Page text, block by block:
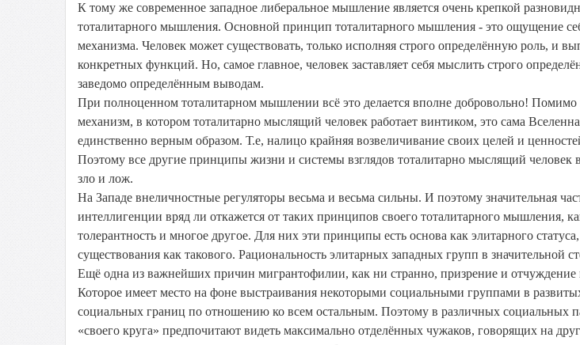
К тому же современное западное либеральное мышление является очень крепкой
тоталитарного мышления. Основной принцип тоталитарного мышления - это ощущение
механизма. Человек может существовать, только исполняя строго определённую роль, и
конкретных функций. Но, самое главное, человек заставляет себя мыслить строго
заведомо определённым выводам.
При полноценном тоталитарном мышлении всё это делается вполне добровольно! Помимо
механизм, в котором тоталитарно мыслящий человек работает винтиком, это сама
единственно верным образом. Т.е, налицо крайняя возвеличивание своих целей и
Поэтому все другие принципы жизни и системы взглядов тоталитарно мыслящий человек
зло и лож.
На Западе внеличностные регуляторы весьма и весьма сильны. И поэтому значительная
интеллигенции вряд ли откажется от таких принципов своего тоталитарного мышления,
толерантность и многое другое. Для них эти принципы есть основа как элитарного
существования как такового. Рациональность элитарных западных групп в значительной
Ещё одна из важнейших причин мигрантофилии, как ни странно, призрение и
Которое имеет место на фоне выстраивания некоторыми социальными группами в
социальных границ по отношению ко всем остальным. Поэтому в различных социальных
«своего круга» предпочитают видеть максимально отделённых чужаков, говорящих на